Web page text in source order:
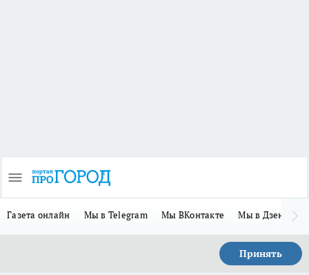
Газета онлайн Мы в Telegram Мы ВКонтакте Мы в Дзене
Принять